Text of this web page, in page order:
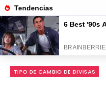
Home » Tipo de Cambio de Divisas
TIPO DE CAMBIO DE DIVISAS